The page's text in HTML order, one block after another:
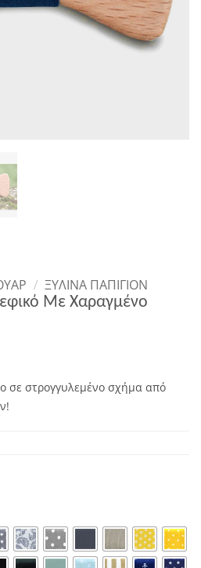
/ ΞΎΛΙΝΑ ΠΑΠΙΓΙΌΝ
Με Χαραγμένο
σε στρογγυλεμένο σχήμα από